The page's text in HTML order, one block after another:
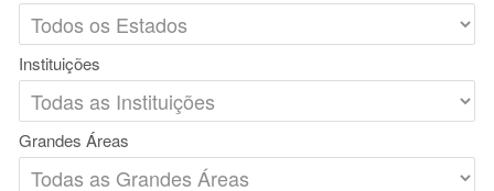
Instituições
Grandes Áreas